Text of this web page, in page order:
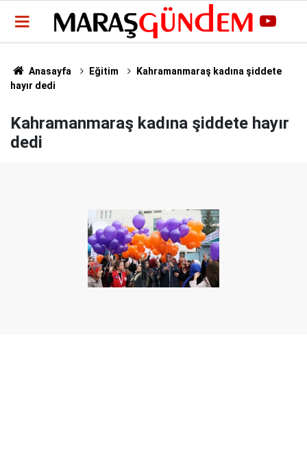
Anasayfa Eğitim
Kahramanmaraş kadına şiddete
hayır dedi
Kahramanmaraş kadına şiddete hayır
dedi